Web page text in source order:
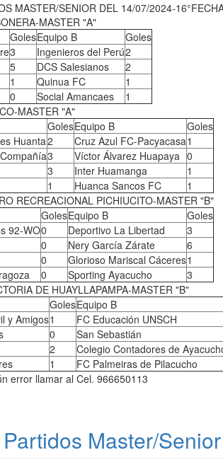
MASTER/SENIOR DEL 14/07/2024-
MASTER "A"
GolesEquipo B
Goles
3 Ingenieros del Perú2
5 DCS Salesianos
2
1 Quinua FC
1
0 Social Amancaes
1
MASTER "A"
GolesEquipo B
Goles
Huanta2 Cruz Azul FC-Pacyacasa1
3 Víctor Álvarez Huapaya 0
3 Inter Huamanga
1
1 Huanca Sancos FC
1
RECREACIONAL PICHIUCITO-MASTER "B"
GolesEquipo B
Goles
92-WO0 Deportivo La Libertad
3
0 Nery García Zárate
6
0 Glorioso Mariscal Cáceres1
0 Sporting Ayacucho
3
DE HUAYLLAPAMPA-MASTER "B"
GolesEquipo B
y Amigos1 FC Educación UNSCH
0 San Sebastián
2 Colegio Contadores de
1 FC Palmeiras de Pilacucho
error llamar al Cel. 966650113
Master/